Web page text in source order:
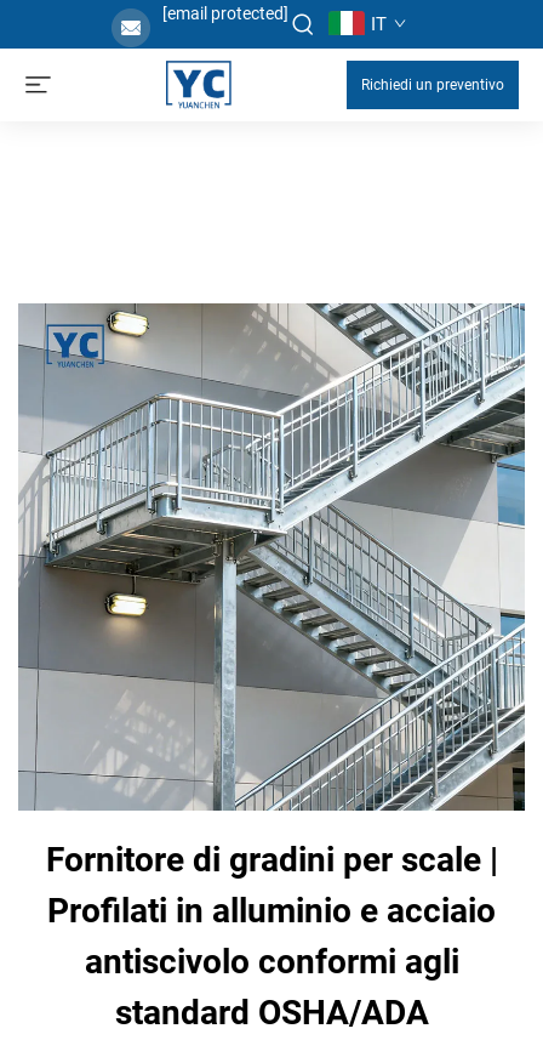
[email protected] IT
Richiedi un preventivo
Fornitore di gradini per scale |
Profilati in alluminio e acciaio
antiscivolo conformi agli
standard OSHA/ADA